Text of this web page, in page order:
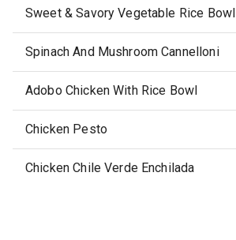
Sweet & Savory Vegetable Rice Bowl
Spinach And Mushroom Cannelloni
Adobo Chicken With Rice Bowl
Chicken Pesto
Chicken Chile Verde Enchilada